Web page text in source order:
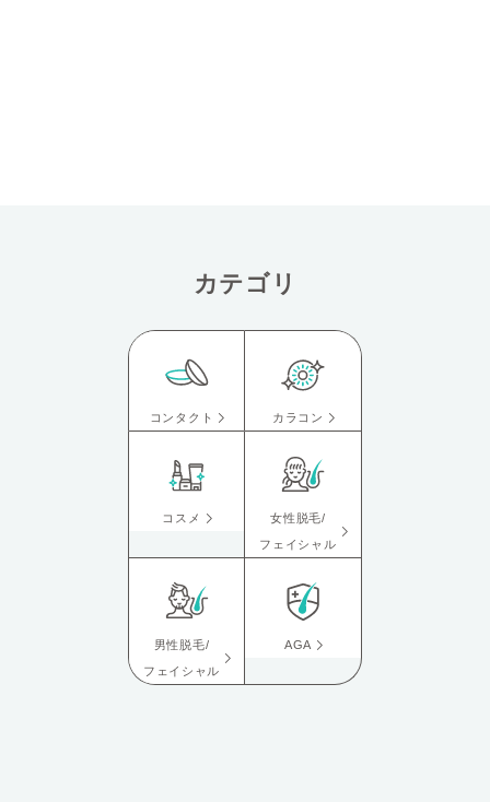
カテゴリ
コンタクト カラコン
コスメ
女性脱毛/
フェイシャル
男性脱毛/
フェイシャル
AGA